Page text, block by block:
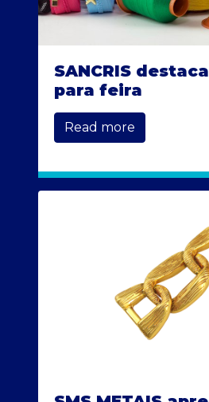
SANCRIS
para feira
Read more